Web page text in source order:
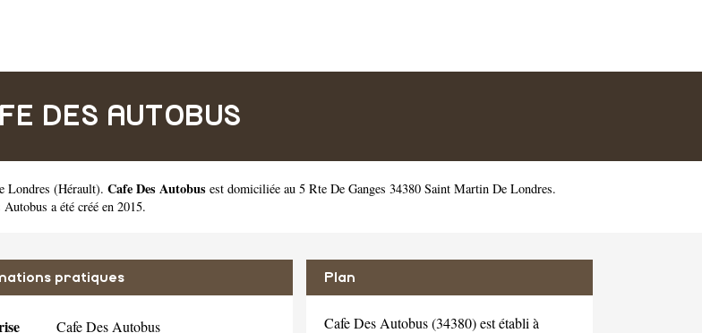
DES AUTOBUS
Londres (Hérault). Cafe Des Autobus est domiciliée au 5 Rte De Ganges 34380 Saint Martin De Londres.
a été créé en 2015.
pratiques
Cafe Des Autobus
Plan
Cafe Des Autobus (34380) est établi à